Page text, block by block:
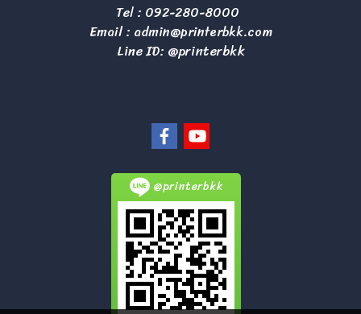
Tel : 092-280-8000
Email : admin@printerbkk.com
Line ID: @printerbkk
@printerbkk